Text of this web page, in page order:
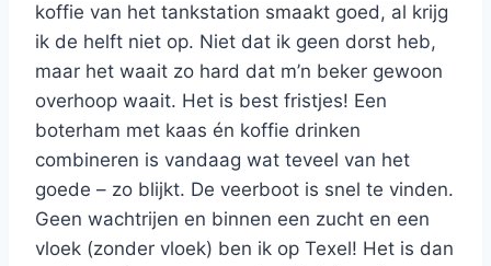
koffie van het tankstation smaakt goed, al krijg
ik de helft niet op. Niet dat ik geen dorst heb,
maar het waait zo hard dat m’n beker gewoon
overhoop waait. Het is best fristjes! Een
boterham met kaas én koffie drinken
combineren is vandaag wat teveel van het
goede – zo blijkt. De veerboot is snel te vinden.
Geen wachtrijen en binnen een zucht en een
vloek (zonder vloek) ben ik op Texel! Het is dan